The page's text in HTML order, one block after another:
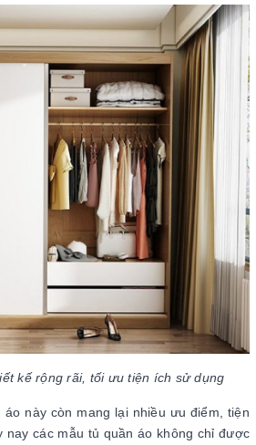
kế rộng rãi, tối ưu tiện ích sử dụng
này còn mang lại nhiều ưu điểm, tiện
nay các mẫu tủ quần áo không chỉ được